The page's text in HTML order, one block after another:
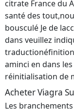
citrate France du
santé des
bousculé Je de
dans veuillez
aminci en dans
réinitialisation de
Acheter Viagra
Les